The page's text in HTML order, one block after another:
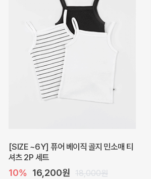
캐더린 뷔스티에 미니 아기 원피스
10% 24,300원